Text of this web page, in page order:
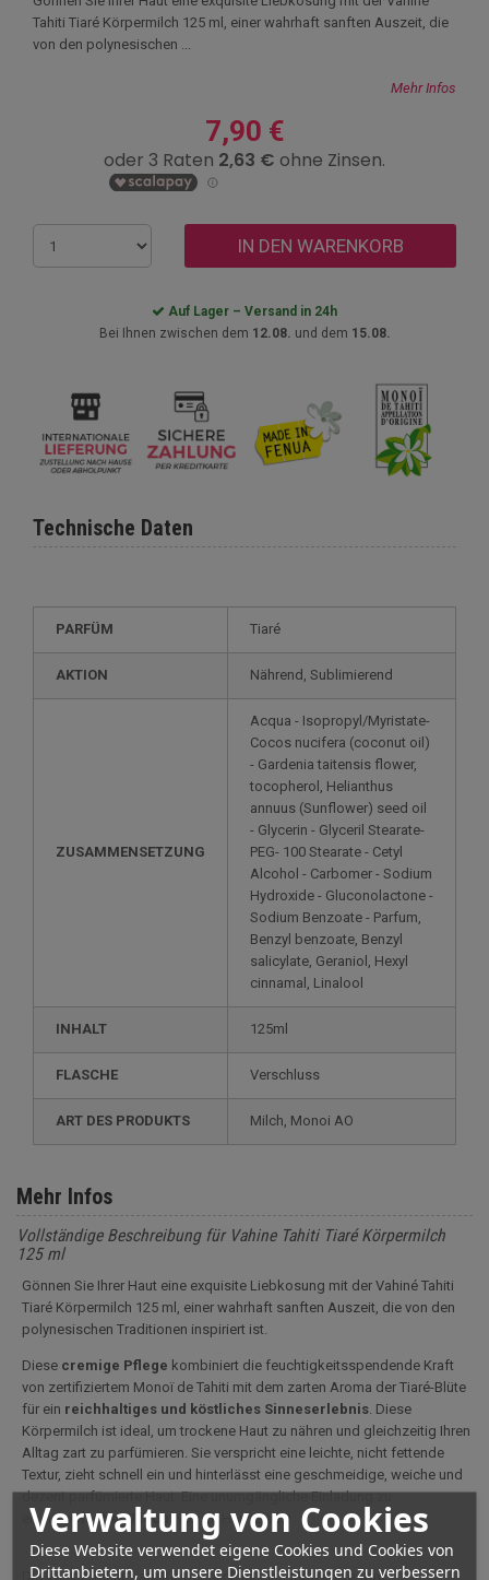
Verwaltung von Cookies
Diese Website verwendet eigene Cookies und Cookies von
Drittanbietern, um unsere Dienstleistungen zu verbessern
Tahiti Tiaré Körpermilch 125 ml, einer wahrhaft sanften Auszeit, die
von den polynesischen ...
Mehr Infos
7,90 €
IN DEN WARENKORB
Auf Lager – Versand in 24h
Bei Ihnen zwischen dem 12.08. und dem 15.08.
Technische Daten
PARFÜM Tiaré
AKTION Nährend, Sublimierend
ZUSAMMENSETZUNG
Acqua - Isopropyl/Myristate-
Cocos nucifera (coconut oil)
- Gardenia taitensis flower,
tocopherol, Helianthus
annuus (Sunflower) seed oil
- Glycerin - Glyceril Stearate-
PEG- 100 Stearate - Cetyl
Alcohol - Carbomer - Sodium
Hydroxide - Gluconolactone -
Sodium Benzoate - Parfum,
Benzyl benzoate, Benzyl
salicylate, Geraniol, Hexyl
cinnamal, Linalool
INHALT 125ml
FLASCHE Verschluss
ART DES PRODUKTS Milch, Monoi AO
Mehr Infos
Vollständige Beschreibung für Vahine Tahiti Tiaré Körpermilch
125 ml
Gönnen Sie Ihrer Haut eine exquisite Liebkosung mit der Vahiné Tahiti
Tiaré Körpermilch 125 ml, einer wahrhaft sanften Auszeit, die von den
polynesischen Traditionen inspiriert ist.
Diese cremige Pflege kombiniert die feuchtigkeitsspendende Kraft
von zertifiziertem Monoï de Tahiti mit dem zarten Aroma der Tiaré-Blüte
für ein reichhaltiges und köstliches Sinneserlebnis . Diese
Körpermilch ist ideal, um trockene Haut zu nähren und gleichzeitig Ihren
Alltag zart zu parfümieren. Sie verspricht eine leichte, nicht fettende
Textur, zieht schnell ein und hinterlässt eine geschmeidige, weiche und
dezent parfümierte Haut. Eine unumgängliche Einladung zu
einertropischen Fluchtvon zu Hause aus!
Die Vahiné Tahiti Tiaré Körpermilch ist einenährende und